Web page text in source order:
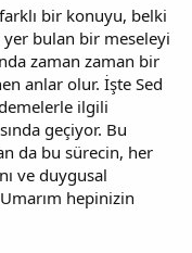
bir konuyu, belki
bulan bir meseleyi
zaman zaman bir
anlar olur. İşte Sed
ilgili
geçiyor. Bu
da bu sürecin, her
ve duygusal
Umarım hepinizin